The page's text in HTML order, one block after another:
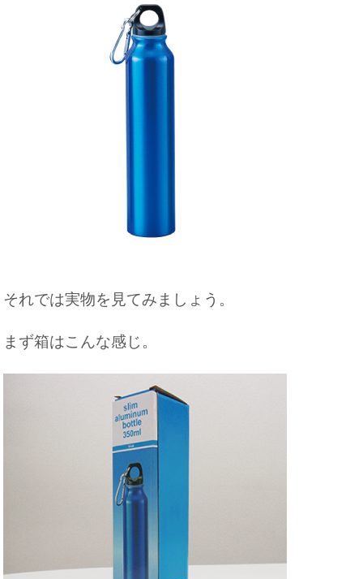
それでは実物を見てみましょう。
まず箱はこんな感じ。